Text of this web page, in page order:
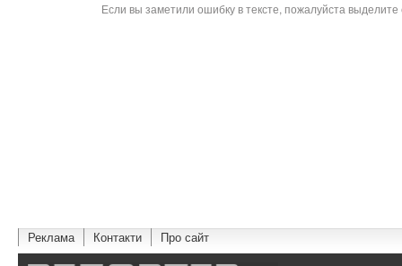
Если вы заметили ошибку в тексте, пожалуйста
Реклама Контакти Про сайт